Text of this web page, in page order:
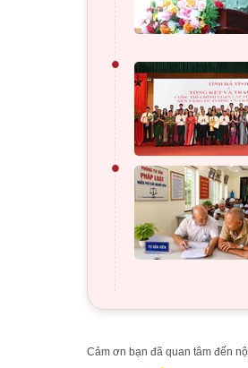
•
•
Cảm ơn bạn đã quan tâm đến